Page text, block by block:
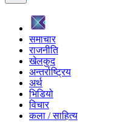
समाचार
राजनीति
खेलकुद
अन्तर्राष्ट्रिय
अर्थ
भिडियो
विचार
कला / साहित्य